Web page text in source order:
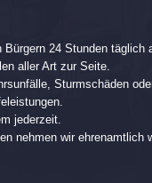
Bürgern 24 Stunden täglich
aller Art zur Seite.
Sturmschäden
jederzeit.
nehmen wir ehrenamtlich